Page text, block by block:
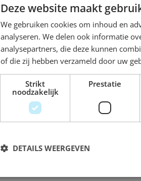
Deze website maakt
We gebruiken cookies om inhoud en
analyseren. We delen ook informatie
analysepartners, die deze kunnen
of die zij hebben verzameld door uw
Strikt
noodzakelijk
Prestatie
DETAILS WEERGEVEN